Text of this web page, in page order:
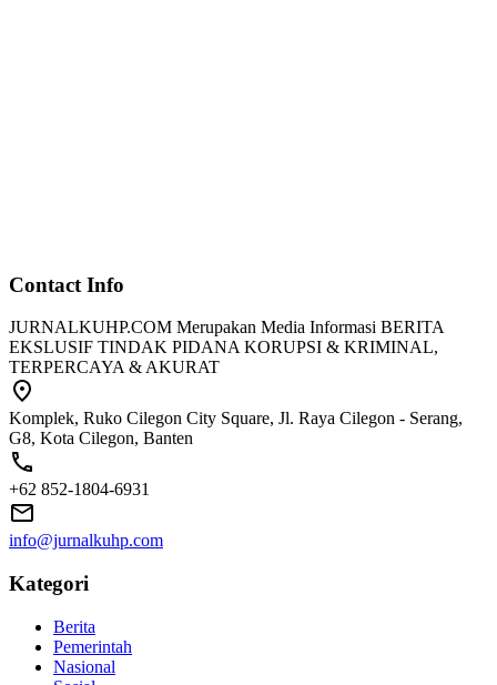
Contact Info
JURNALKUHP.COM Merupakan Media Informasi BERITA
EKSLUSIF TINDAK PIDANA KORUPSI & KRIMINAL,
TERPERCAYA & AKURAT
Komplek, Ruko Cilegon City Square, Jl. Raya Cilegon - Serang,
G8, Kota Cilegon, Banten
+62 852-1804-6931
info@jurnalkuhp.com
Kategori
Berita
Pemerintah
Nasional